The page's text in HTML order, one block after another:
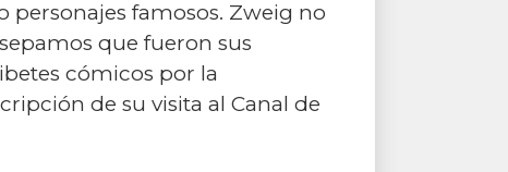
personajes famosos. Zweig no
que fueron sus
cómicos por la
de su visita al Canal de